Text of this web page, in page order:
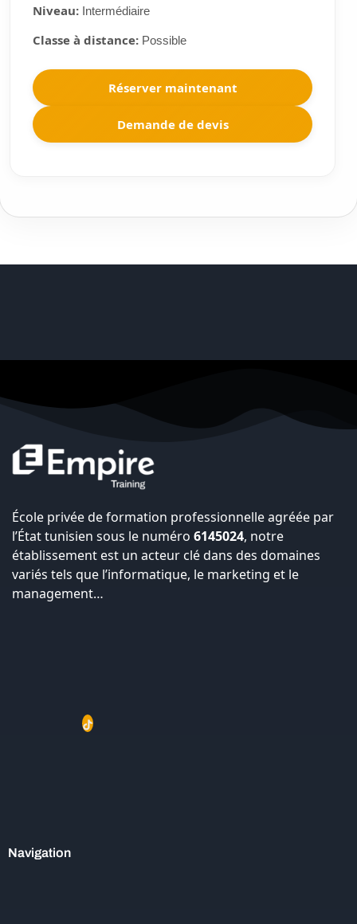
Niveau:Intermédiaire
Classe à distance:Possible
Réserver maintenant
Demande de devis
École privée de formation professionnelle agréée par
l’État tunisien sous le numéro 6145024, notre
établissement est un acteur clé dans des domaines
variés tels que l’informatique, le marketing et le
management…
Navigation